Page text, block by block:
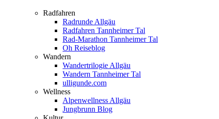
Radfahren
Radrunde Allgäu
Radfahren Tannheimer Tal
Rad-Marathon Tannheimer Tal
Oh Reiseblog
Wandern
Wandertrilogie Allgäu
Wandern Tannheimer Tal
ulligunde.com
Wellness
Alpenwellness Allgäu
Jungbrunn Blog